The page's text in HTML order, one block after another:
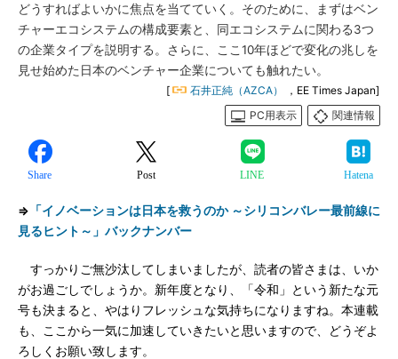
どうすればよいかに焦点を当てていく。そのために、まずはベン
チャーエコシステムの構成要素と、同エコシステムに関わる3つ
の企業タイプを説明する。さらに、ここ10年ほどで変化の兆しを
見せ始めた日本のベンチャー企業についても触れたい。
[ 石井正純（AZCA）
，EE Times Japan]
PC用表示
関連情報
Share Post LINE Hatena
⇒ 「イノベーションは日本を救うのか ～シリコンバレー最前線に
見るヒント～」バックナンバー
すっかりご無沙汰してしまいましたが、読者の皆さまは、いか
がお過ごしでしょうか。新年度となり、「令和」という新たな元
号も決まると、やはりフレッシュな気持ちになりますね。本連載
も、ここから一気に加速していきたいと思いますので、どうぞよ
ろしくお願い致します。